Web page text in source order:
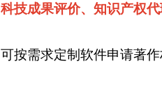
科技成果评价、知识产权
按需求定制软件申请著